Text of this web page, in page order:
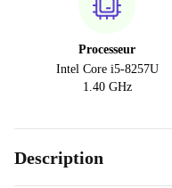
Processeur
Intel Core i5-8257U
1.40 GHz
Description